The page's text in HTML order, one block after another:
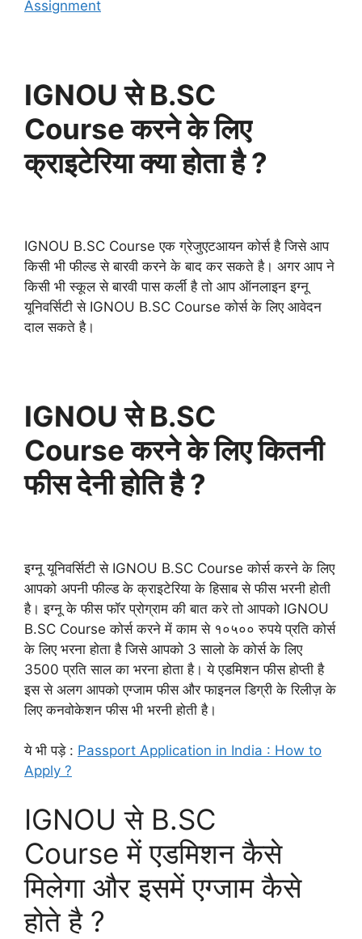
Assignment
IGNOU से B.SC
Course करने के लिए
क्राइटेरिया क्या होता है ?
IGNOU B.SC Course एक ग्रेजुएटआयन कोर्स है जिसे आप
किसी भी फील्ड से बारवी करने के बाद कर सकते है। अगर आप ने
किसी भी स्कूल से बारवी पास कर्ली है तो आप ऑनलाइन इग्नू
यूनिवर्सिटी से IGNOU B.SC Course कोर्स के लिए आवेदन
दाल सकते है।
IGNOU से B.SC
Course करने के लिए कितनी
फीस देनी होति है ?
इग्नू यूनिवर्सिटी से IGNOU B.SC Course कोर्स करने के लिए
आपको अपनी फील्ड के क्राइटेरिया के हिसाब से फीस भरनी होती
है। इग्नू के फीस फॉर प्रोग्राम की बात करे तो आपको IGNOU
B.SC Course कोर्स करने में काम से १०५०० रुपये प्रति कोर्स
के लिए भरना होता है जिसे आपको 3 सालो के कोर्स के लिए
3500 प्रति साल का भरना होता है। ये एडमिशन फीस होप्ती है
इस से अलग आपको एग्जाम फीस और फाइनल डिग्री के रिलीज़ के
लिए कनवोकेशन फीस भी भरनी होती है।
ये भी पड़े : Passport Application in India : How to
Apply ?
IGNOU से B.SC
Course में एडमिशन कैसे
मिलेगा और इसमें एग्जाम कैसे
होते है ?